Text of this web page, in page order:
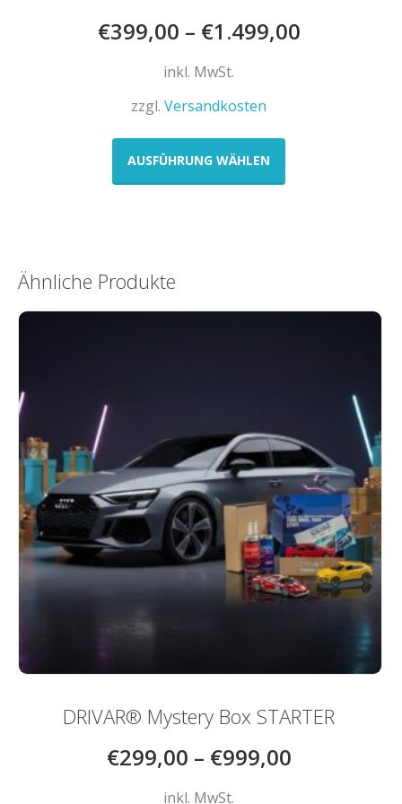
€399,00 – €1.499,00
inkl. MwSt.
zzgl.Versandkosten
AUSFÜHRUNG WÄHLEN
Dieses
Ähnliche Produkte
DRIVAR® Mystery Box STARTER
€299,00 – €999,00
inkl. MwSt.